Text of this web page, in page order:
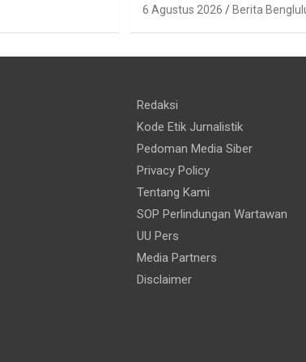
6 Agustus 2026 Berita
Redaksi
Kode Etik Jurnalistik
Pedoman Media Siber
Privacy Policy
Tentang Kami
SOP Perlindungan Wartawan
UU Pers
Media Partners
Disclaimer